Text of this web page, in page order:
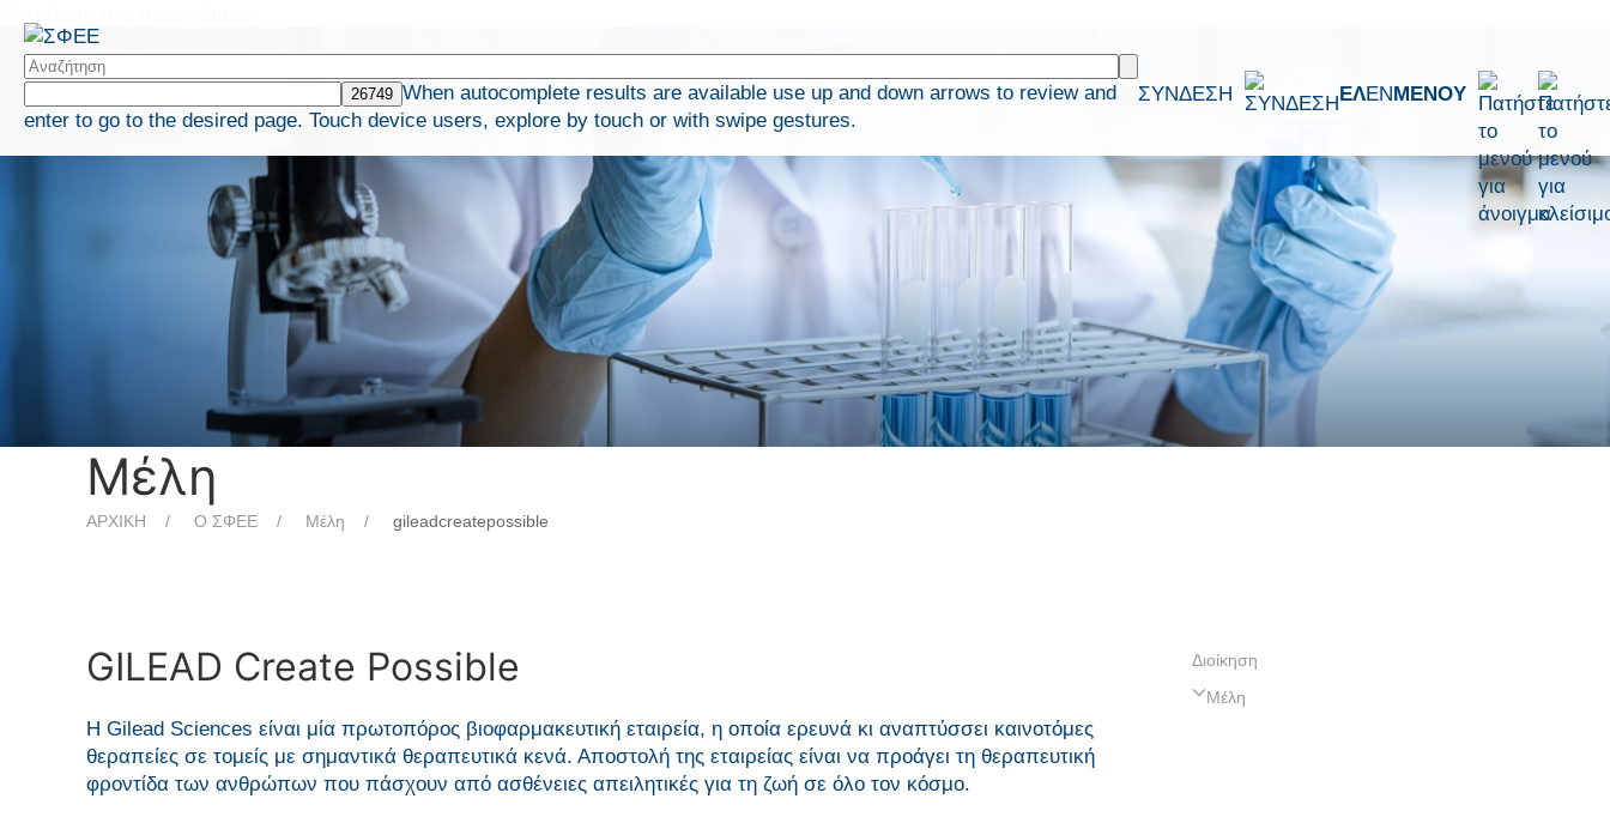
When autocomplete results are available use up and down arrows to review and
enter to go to the desired page. Touch device users, explore by touch or with swipe gestures.
ΣΥΝΔΕΣΗ ΕΛEN ΜΕΝΟΥ
Μέλη
ΑΡΧΙΚΗ Ο ΣΦΕΕ Μέλη gileadcreatepossible
GILEAD Create Possible
H Gilead Sciences είναι μία πρωτοπόρος βιοφαρμακευτική εταιρεία, η οποία ερευνά κι αναπτύσσει καινοτόμες
θεραπείες σε τομείς με σημαντικά θεραπευτικά κενά. Αποστολή της εταιρείας είναι να προάγει τη θεραπευτική
φροντίδα των ανθρώπων που πάσχουν από ασθένειες απειλητικές για τη ζωή σε όλο τον κόσμο.
Διοίκηση
Μέλη